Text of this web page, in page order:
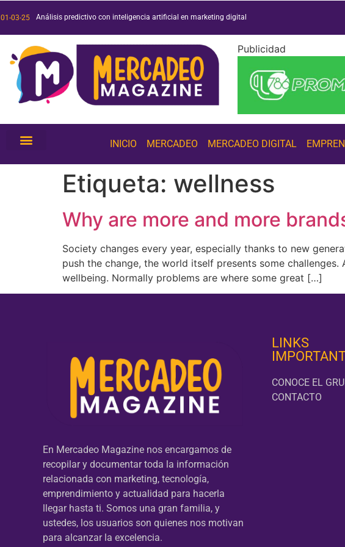
01-03-25 Análisis predictivo con inteligencia artificial en marketing digital
Duo o muerte: análisis de la exitosa campaña de Duolingo
Películas y series 2025: ¡conoce las más esperadas!
Tendencias de inteligencia artificial 2025: ¡conócelas!
Publicidad
INICIO MERCADEO MERCADEO DIGITAL
Etiqueta: wellness
Why are more and more
Society changes every year, especially thanks to new
push the change, the world itself presents some
wellbeing. Normally problems are where some great […]
En Mercadeo Magazine nos encargamos de
recopilar y documentar toda la información
relacionada con marketing, tecnología,
emprendimiento y actualidad para hacerla
llegar hasta ti. Somos una gran familia, y
ustedes, los usuarios son quienes nos motivan
para alcanzar la excelencia.
LINKS
CONOCE EL
CONTACTO